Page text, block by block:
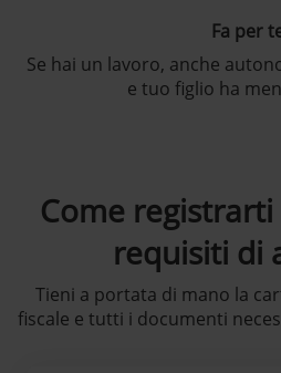
Fa per
Se hai un lavoro, anche
e tuo figlio ha
Come
requisiti di
Tieni a portata di mano la
fiscale e tutti i documenti